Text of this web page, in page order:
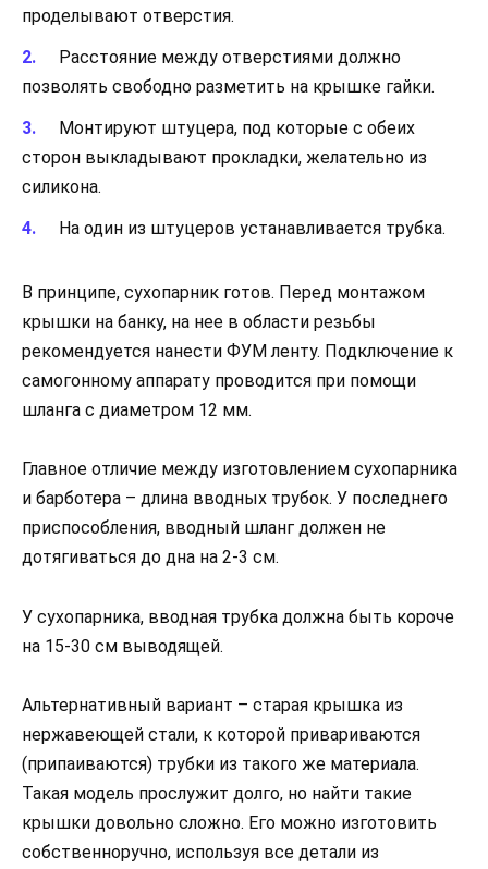
проделывают отверстия.
Расстояние между отверстиями должно
позволять свободно разметить на крышке гайки.
Монтируют штуцера, под которые с обеих
сторон выкладывают прокладки, желательно из
силикона.
На один из штуцеров устанавливается трубка.
В принципе, сухопарник готов. Перед монтажом
крышки на банку, на нее в области резьбы
рекомендуется нанести ФУМ ленту. Подключение к
самогонному аппарату проводится при помощи
шланга с диаметром 12 мм.
Главное отличие между изготовлением сухопарника
и барботера – длина вводных трубок. У последнего
приспособления, вводный шланг должен не
дотягиваться до дна на 2-3 см.
У сухопарника, вводная трубка должна быть короче
на 15-30 см выводящей.
Альтернативный вариант – старая крышка из
нержавеющей стали, к которой привариваются
(припаиваются) трубки из такого же материала.
Такая модель прослужит долго, но найти такие
крышки довольно сложно. Его можно изготовить
собственноручно, используя все детали из